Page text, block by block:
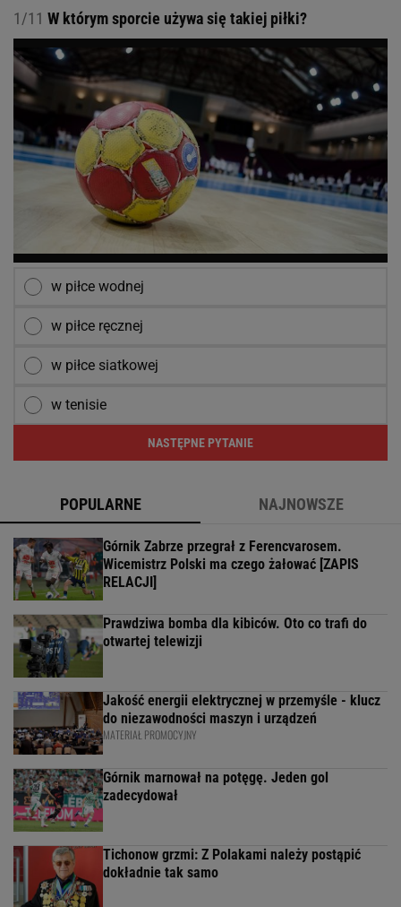
1/11 W którym sporcie używa się takiej piłki?
w piłce wodnej
w piłce ręcznej
w piłce siatkowej
w tenisie
NASTĘPNE PYTANIE
POPULARNE NAJNOWSZE
Górnik Zabrze przegrał z Ferencvarosem.
Wicemistrz Polski ma czego żałować [ZAPIS
RELACJI]
Prawdziwa bomba dla kibiców. Oto co trafi do
otwartej telewizji
Jakość energii elektrycznej w przemyśle - klucz
do niezawodności maszyn i urządzeń
MATERIAŁ PROMOCYJNY
Górnik marnował na potęgę. Jeden gol
zadecydował
Tichonow grzmi: Z Polakami należy postąpić
dokładnie tak samo